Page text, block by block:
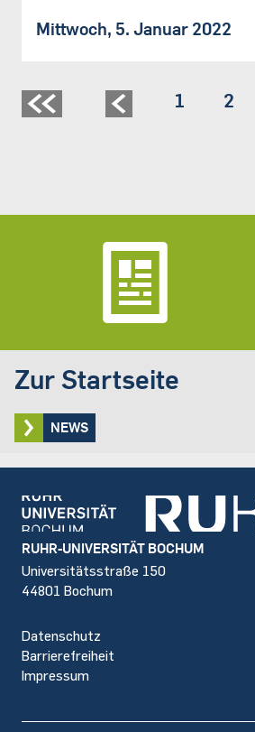
Mittwoch, 5. Januar 2022
Seitennummerierung
Seite
1 Seite
2
Zur Startseite
NEWS
Footer
RUHR-UNIVERSITÄT BOCHUM
Universitätsstraße 150
44801 Bochum
Datenschutz
Barrierefreiheit
Impressum